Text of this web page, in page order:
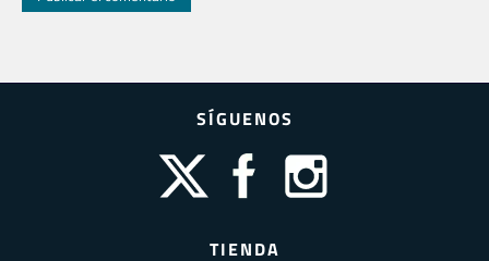
SÍGUENOS
TIENDA